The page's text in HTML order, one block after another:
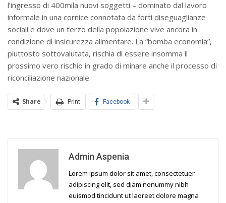
l’ingresso di 400mila nuovi soggetti – dominato dal lavoro
informale in una cornice connotata da forti diseguaglianze
sociali e dove un terzo della popolazione vive ancora in
condizione di insicurezza alimentare. La “bomba economia”,
piuttosto sottovalutata, rischia di essere insomma il
prossimo vero rischio in grado di minare anche il processo di
riconciliazione nazionale.
Share Print Facebook
Admin Aspenia
Lorem ipsum dolor sit amet, consectetuer
adipiscing elit, sed diam nonummy nibh
euismod tincidunt ut laoreet dolore magna